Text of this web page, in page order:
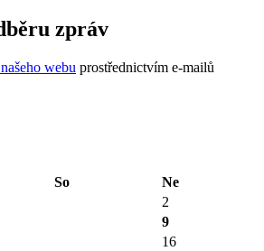
zpráv
webu prostřednictvím e-mailů
So
Ne
2
9
16